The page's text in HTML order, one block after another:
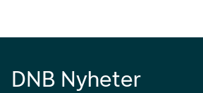
DNB Nyheter